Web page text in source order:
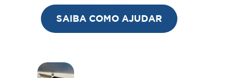
SAIBA COMO AJUDAR